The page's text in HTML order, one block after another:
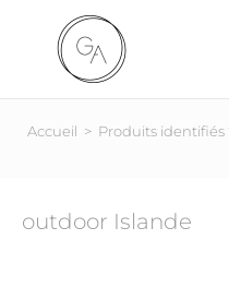
Accueil > Produits identifiés
outdoor Islande